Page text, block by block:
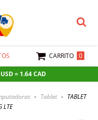
= 1.64 CAD
CARRITO 0
- Tablet - TABLET
LTE